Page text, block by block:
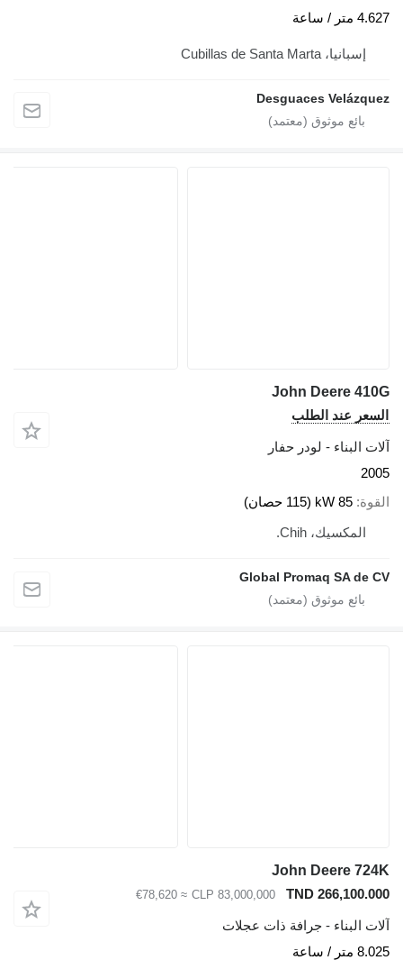
4.627 متر / ساعة
إسبانيا، Cubillas de Santa Marta
Desguaces Velázquez
John Deere 410G
السعر عند الطلب
آلات البناء - لودر حفار
2005
القوة 85 kW (115 حصان)
المكسيك، Chih.
Global Promaq SA de CV
John Deere 724K
TND 266,100.000
CLP 83,000,000
≈ €78,620
آلات البناء - جرافة ذات عجلات
8.025 متر / ساعة